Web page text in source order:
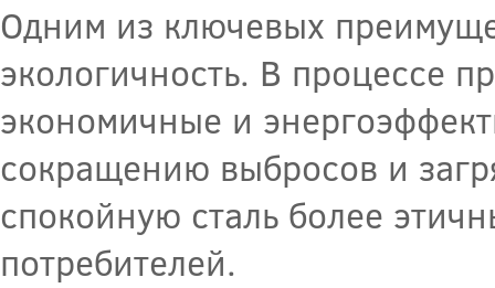
Одним из ключевых
экологичность. В процессе
экономичные и
сокращению выбросов и
спокойную сталь более
потребителей.